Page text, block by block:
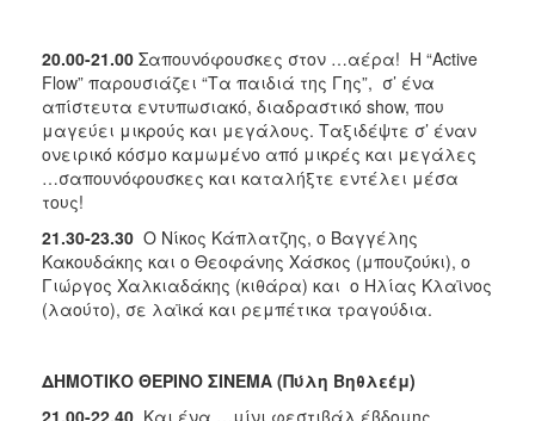
20.00-21.00 Σαπουνόφουσκες στον …αέρα! Η “Αctive
Flow” παρουσιάζει “Τα παιδιά της Γης”, σ’ ένα
απίστευτα εντυπωσιακό, διαδραστικό show, που
μαγεύει μικρούς και μεγάλους. Ταξιδέψτε σ’ έναν
ονειρικό κόσμο καμωμένο από μικρές και μεγάλες
…σαπουνόφουσκες και καταλήξτε εντέλει μέσα
τους!
21.30-23.30 Ο Νίκος Κάπλατζης, ο Βαγγέλης
Κακουδάκης και ο Θεοφάνης Χάσκος (μπουζούκι), ο
Γιώργος Χαλκιαδάκης (κιθάρα) και ο Ηλίας Κλαϊνος
(λαούτο), σε λαϊκά και ρεμπέτικα τραγούδια.
ΔΗΜΟΤΙΚΟ ΘΕΡΙΝΟ ΣΙΝΕΜΑ (Πύλη Βηθλεέμ)
21.00-22.40 Και ένα …μίνι φεστιβάλ έβδομης